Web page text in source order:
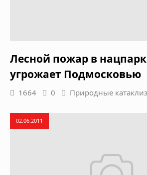
Лесной пожар в
угрожает Подмосковью
1664 0 Природные
02.06.2011